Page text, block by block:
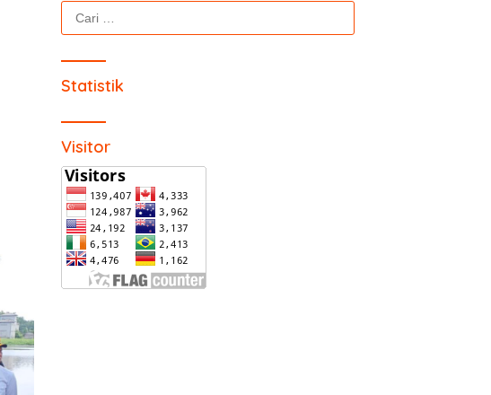
Cari
untuk:
Statistik
Visitor